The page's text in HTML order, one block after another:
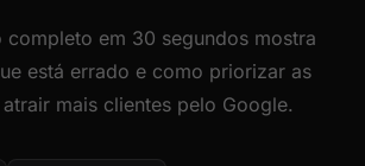
completo em 30 segundos mostra
está errado e como priorizar as
mais clientes pelo Google.